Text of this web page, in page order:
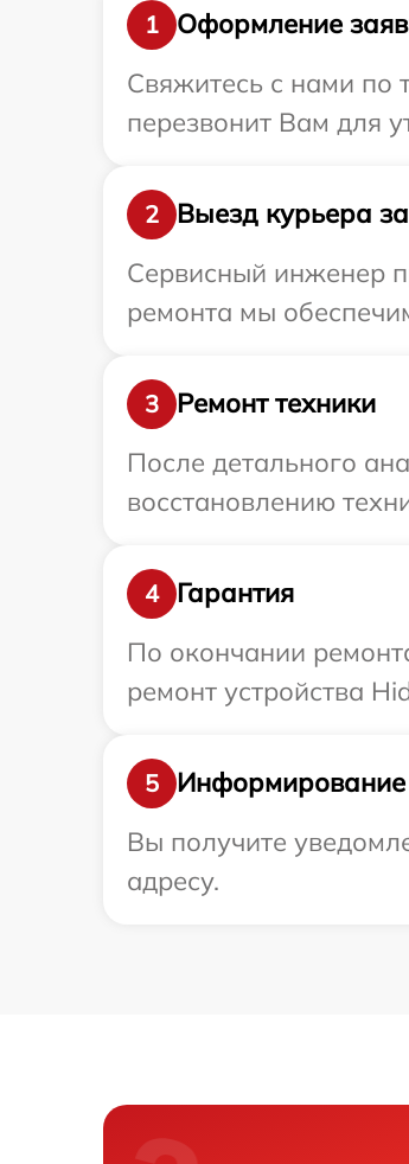
1
Оформление
Свяжитесь с нами по
перезвонит Вам для
2
Выезд курьера
Сервисный инженер
ремонта мы
3
Ремонт техники
После детального
восстановлению
4
Гарантия
По окончании
ремонт устройства
5
Информирование
Вы получите
адресу.